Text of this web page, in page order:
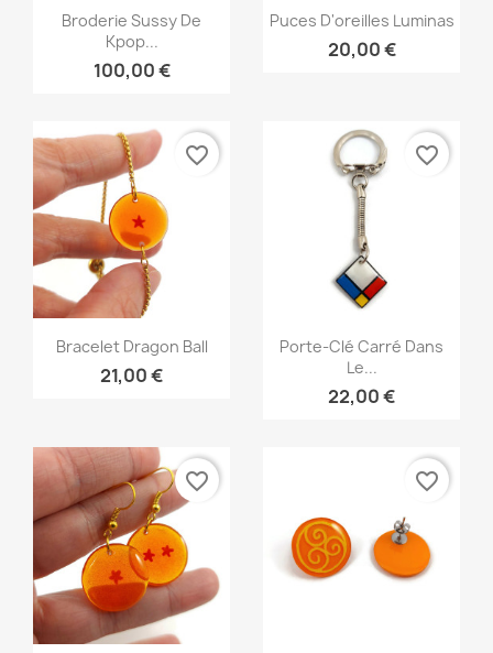
Aperçu rapide
Broderie Sussy De
Kpop...
100,00 €
Aperçu rapide
Puces D'oreilles Luminas
20,00 €
Aperçu rapide
Bracelet Dragon Ball
21,00 €
favorite_border
Aperçu rapide
Porte-Clé Carré Dans
Le...
22,00 €
favorite_border
favorite_border favorite_border